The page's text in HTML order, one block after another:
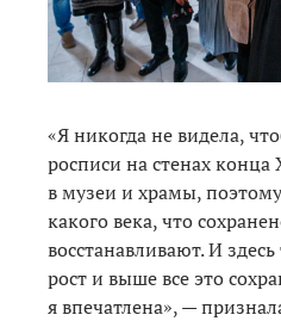
«Я никогда не видела,
росписи на стенах конца
в музеи и храмы,
какого века, что
восстанавливают. И
рост и выше все это
я впечатлена», —